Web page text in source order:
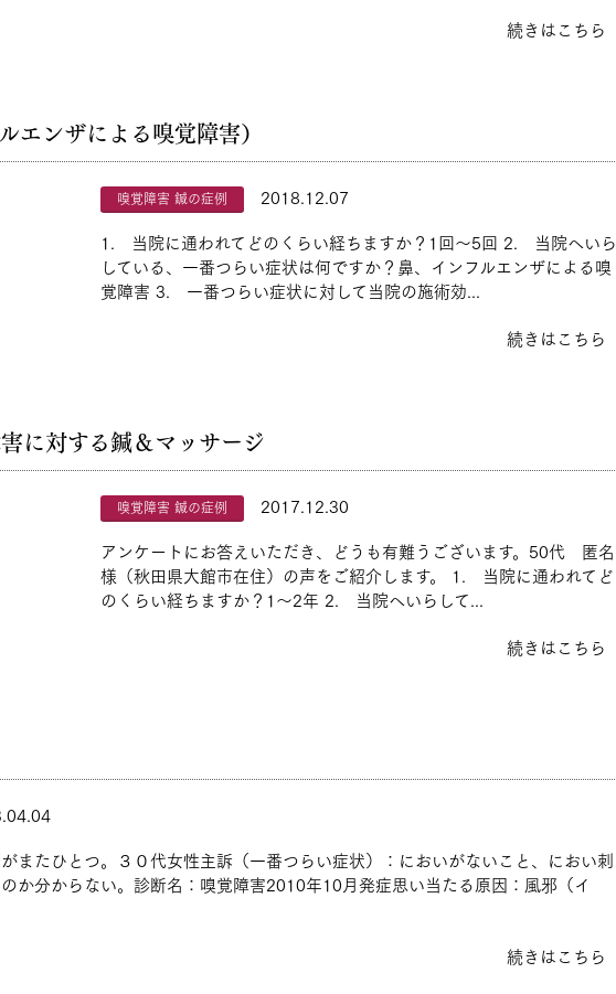
続きはこちら
エンザによる嗅覚障害）
嗅覚障害 鍼の症例
2018.12.07
1. 当院に通われてどのくらい経ちますか？1回～5回 2. 当院へいら
している、一番つらい症状は何ですか？鼻、インフルエンザによる嗅
覚障害 3. 一番つらい症状に対して当院の施術効...
続きはこちら
に対する鍼＆マッサージ
嗅覚障害 鍼の症例
2017.12.30
アンケートにお答えいただき、どうも有難うございます。50代 匿名
様（秋田県大館市在住）の声をご紹介します。 1. 当院に通われてど
のくらい経ちますか？1～2年 2. 当院へいらして...
続きはこちら
またひとつ。３０代女性主訴（一番つらい症状）：においがないこと、におい刺
か分からない。診断名：嗅覚障害2010年10月発症思い当たる原因：風邪（イ
続きはこちら